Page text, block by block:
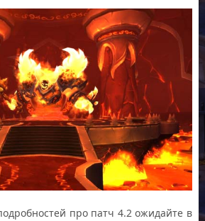
про патч 4.2 ожидайте в